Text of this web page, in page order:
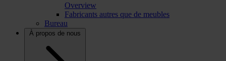
Overview
Fabricants autres que de meubles
Bureau
À propos de nous